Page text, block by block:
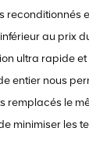
reconditionnés
au prix
ultra rapide
entier nous
remplacés le
minimiser les